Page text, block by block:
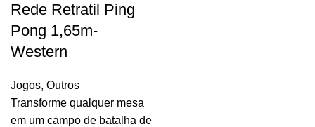
Rede Retratil Ping
Pong 1,65m-
Western
Jogos, Outros
Transforme qualquer mesa
em um campo de batalha de